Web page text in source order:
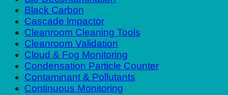
Black Carbon
Cascade lmpactor
Cleanroom Cleaning Tools
Cleanroom Validation
Cloud & Fog Monitoring
Condensation Particle Counter
Contaminant & Pollutants
Continuous Monitoring